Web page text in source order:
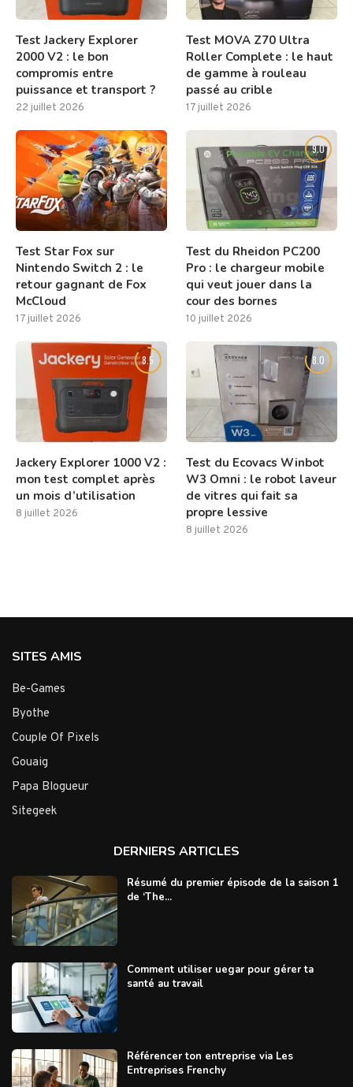
Test Jackery Explorer
2000 V2 : le bon
compromis entre
puissance et transport ?
22 juillet 2026
Test MOVA Z70 Ultra
Roller Complete : le haut
de gamme à rouleau
passé au crible
17 juillet 2026
8.0
Test Star Fox sur
Nintendo Switch 2 : le
retour gagnant de Fox
McCloud
17 juillet 2026
9.0
Test du Rheidon PC200
Pro : le chargeur mobile
qui veut jouer dans la
cour des bornes
10 juillet 2026
8.5
Jackery Explorer 1000 V2 :
mon test complet après
un mois d’utilisation
8 juillet 2026
8.0
Test du Ecovacs Winbot
W3 Omni : le robot laveur
de vitres qui fait sa
propre lessive
8 juillet 2026
SITES AMIS
Be-Games
Byothe
Couple Of Pixels
Gouaig
Papa Blogueur
Sitegeek
DERNIERS ARTICLES
Résumé du premier épisode de la saison 1
de ‘The...
Comment utiliser uegar pour gérer ta
santé au travail
Référencer ton entreprise via Les
Entreprises Frenchy